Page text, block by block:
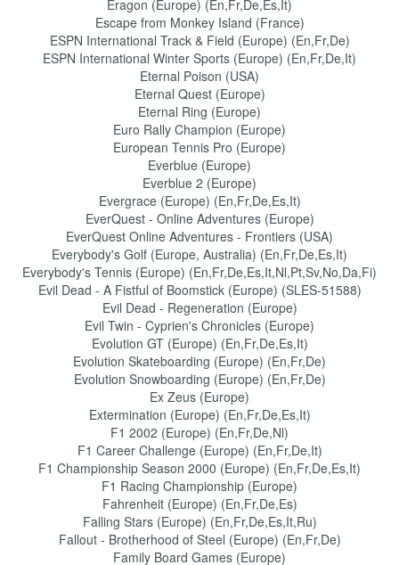
Eragon (Europe) (En,Fr,De,Es,It)
Escape from Monkey Island (France)
ESPN International Track & Field (Europe) (En,Fr,De)
ESPN International Winter Sports (Europe) (En,Fr,De,It)
Eternal Poison (USA)
Eternal Quest (Europe)
Eternal Ring (Europe)
Euro Rally Champion (Europe)
European Tennis Pro (Europe)
Everblue (Europe)
Everblue 2 (Europe)
Evergrace (Europe) (En,Fr,De,Es,It)
EverQuest - Online Adventures (Europe)
EverQuest Online Adventures - Frontiers (USA)
Everybody's Golf (Europe, Australia) (En,Fr,De,Es,It)
Everybody's Tennis (Europe) (En,Fr,De,Es,It,Nl,Pt,Sv,No,Da,Fi)
Evil Dead - A Fistful of Boomstick (Europe) (SLES-51588)
Evil Dead - Regeneration (Europe)
Evil Twin - Cyprien's Chronicles (Europe)
Evolution GT (Europe) (En,Fr,De,Es,It)
Evolution Skateboarding (Europe) (En,Fr,De)
Evolution Snowboarding (Europe) (En,Fr,De)
Ex Zeus (Europe)
Extermination (Europe) (En,Fr,De,Es,It)
F1 2002 (Europe) (En,Fr,De,Nl)
F1 Career Challenge (Europe) (En,Fr,De,It)
F1 Championship Season 2000 (Europe) (En,Fr,De,Es,It)
F1 Racing Championship (Europe)
Fahrenheit (Europe) (En,Fr,De,Es)
Falling Stars (Europe) (En,Fr,De,Es,It,Ru)
Fallout - Brotherhood of Steel (Europe) (En,Fr,De)
Family Board Games (Europe)